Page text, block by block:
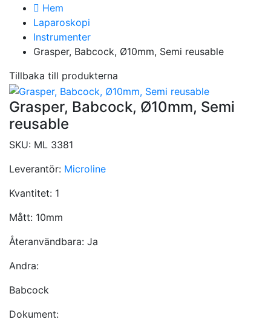
Hem
Laparoskopi
Instrumenter
Grasper, Babcock, Ø10mm, Semi reusable
Tillbaka till produkterna
Grasper, Babcock, Ø10mm, Semi
reusable
SKU: ML 3381
Leverantör: Microline
Kvantitet: 1
Mått: 10mm
Återanvändbara: Ja
Andra:
Babcock
Dokument: